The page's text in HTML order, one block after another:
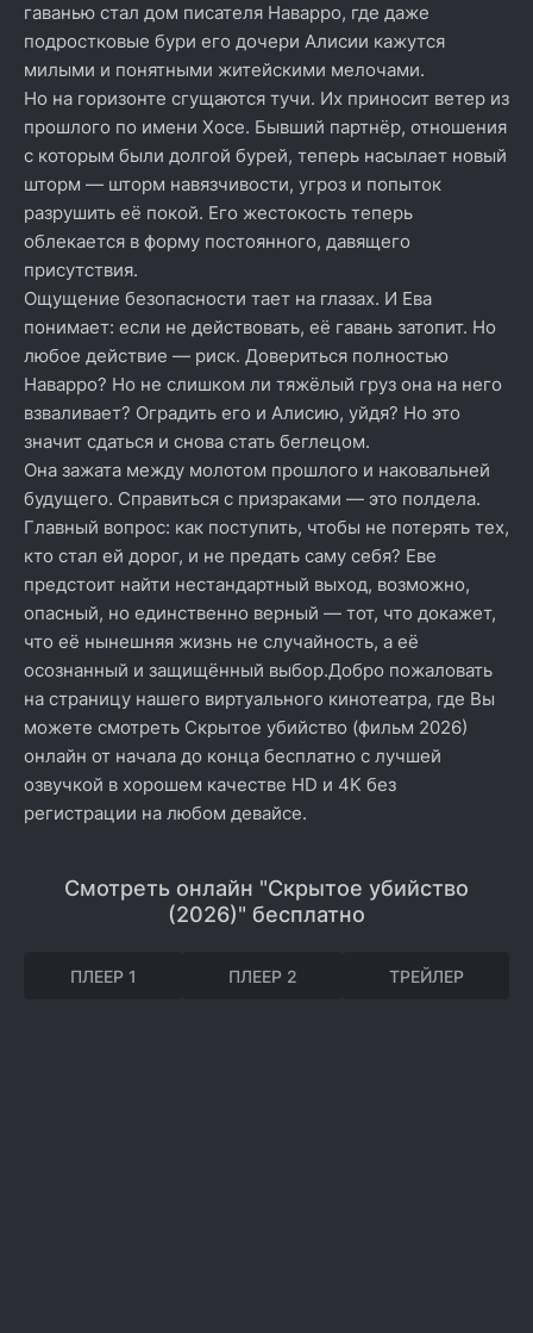
гаванью стал дом писателя Наварро, где даже
подростковые бури его дочери Алисии кажутся
милыми и понятными житейскими мелочами.
Но на горизонте сгущаются тучи. Их приносит ветер из
прошлого по имени Хосе. Бывший партнёр, отношения
с которым были долгой бурей, теперь насылает новый
шторм — шторм навязчивости, угроз и попыток
разрушить её покой. Его жестокость теперь
облекается в форму постоянного, давящего
присутствия.
Ощущение безопасности тает на глазах. И Ева
понимает: если не действовать, её гавань затопит. Но
любое действие — риск. Довериться полностью
Наварро? Но не слишком ли тяжёлый груз она на него
взваливает? Оградить его и Алисию, уйдя? Но это
значит сдаться и снова стать беглецом.
Она зажата между молотом прошлого и наковальней
будущего. Справиться с призраками — это полдела.
Главный вопрос: как поступить, чтобы не потерять тех,
кто стал ей дорог, и не предать саму себя? Еве
предстоит найти нестандартный выход, возможно,
опасный, но единственно верный — тот, что докажет,
что её нынешняя жизнь не случайность, а её
осознанный и защищённый выбор.Добро пожаловать
на страницу нашего виртуального кинотеатра, где Вы
можете смотреть Скрытое убийство (фильм 2026)
онлайн от начала до конца бесплатно с лучшей
озвучкой в хорошем качестве HD и 4K без
регистрации на любом девайсе.
Смотреть онлайн "Скрытое убийство
(2026)" бесплатно
ПЛЕЕР 1 ПЛЕЕР 2 ТРЕЙЛЕР